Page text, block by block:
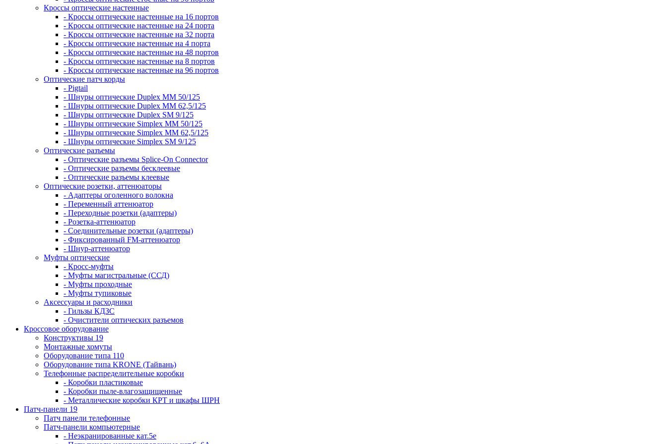
Кроссы оптические настенные
- Кроссы оптические настенные на 16 портов
- Кроссы оптические настенные на 24 порта
- Кроссы оптические настенные на 32 порта
- Кроссы оптические настенные на 4 порта
- Кроссы оптические настенные на 48 портов
- Кроссы оптические настенные на 8 портов
- Кроссы оптические настенные на 96 портов
Оптические патч корды
- Pigtail
- Шнуры оптические Duplex MM 50/125
- Шнуры оптические Duplex MM 62,5/125
- Шнуры оптические Duplex SM 9/125
- Шнуры оптические Simplex MM 50/125
- Шнуры оптические Simplex MM 62,5/125
- Шнуры оптические Simplex SM 9/125
Оптические разъемы
- Оптические разъемы Splice-On Connector
- Оптические разъемы бесклеевые
- Оптические разъемы клеевые
Оптические розетки, аттенюаторы
- Адаптеры оголенного волокна
- Переменный аттенюатор
- Переходные розетки (адаптеры)
- Розетка-аттенюатор
- Соединительные розетки (адаптеры)
- Фиксированный FM-аттенюатор
- Шнур-аттенюатор
Муфты оптические
- Кросс-муфты
- Муфты магистральные (ССД)
- Муфты проходные
- Муфты тупиковые
Аксессуары и расходники
- Гильзы КДЗС
- Очистители оптических разъемов
Кроссовое оборудование
Конструктивы 19
Монтажные хомуты
Оборудование типа 110
Оборудование типа KRONE (Тайвань)
Телефонные распределительные коробки
- Коробки пластиковые
- Коробки пыле-влагозащищенные
- Металлические коробки КРТ и шкафы ШРН
Патч-панели 19
Патч панели телефонные
Патч-панели компьютерные
- Неэкранированные кат.5е